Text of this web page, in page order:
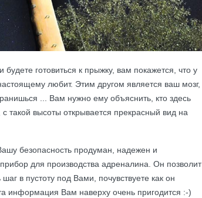
готовиться к прыжку, вам покажется, что у
любит. Этим другом является ваш мозг,
... Вам нужно ему объяснить, кто здесь
такой высоты открывается прекрасный вид на
безопасность продуман, надежен и
для производства адреналина. Он позволит
в пустоту под Вами, почувствуете как он
информация Вам наверху очень пригодится :-)